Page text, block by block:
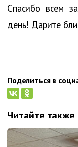
Спасибо всем
день! Дарите
Поделиться в
Читайте также